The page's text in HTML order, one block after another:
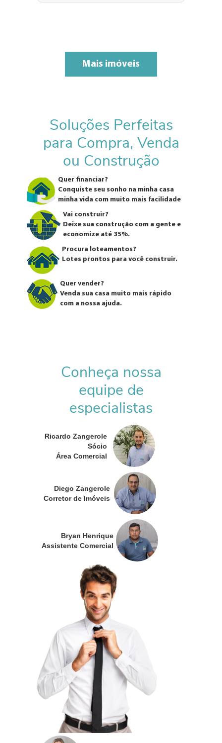
Mais imóveis
Soluções Perfeitas
para Compra, Venda
ou Construção
Quer financiar?
Conquiste seu sonho na minha casa
minha vida com muito mais facilidade
Vai construir?
Deixe sua construção com a gente e
economize até 35%.
Procura loteamentos?
Lotes prontos para você construir.
Quer vender?
Venda sua casa muito mais rápido
com a nossa ajuda.
Conheça nossa
equipe de
especialistas
Ricardo Zangerole
Sócio
Área Comercial
Diego Zangerole
Corretor de Imóveis
Bryan Henrique
Assistente Comercial